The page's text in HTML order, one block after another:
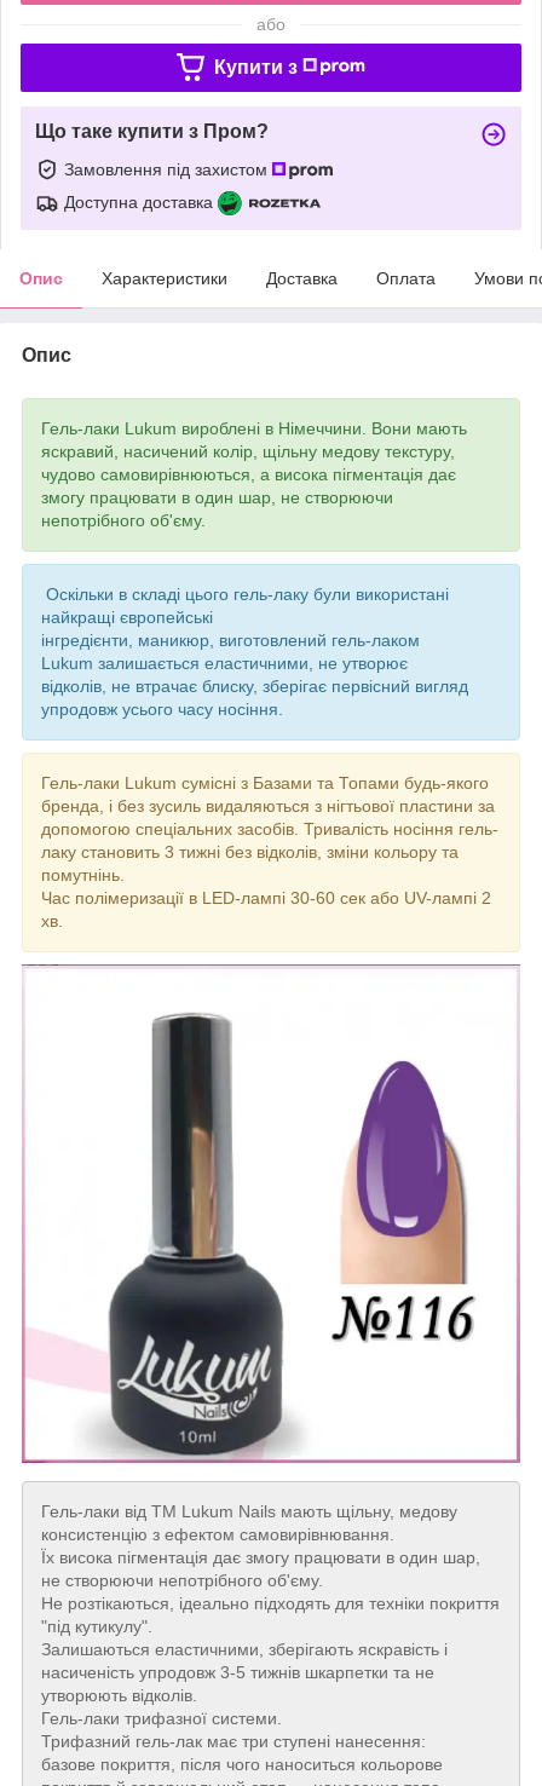
або
Купити з
Що таке купити з Пром?
Замовлення під захистом
Доступна доставка
Опис Характеристики Доставка Оплата Умови
Опис
Гель-лаки Lukum вироблені в Німеччини. Вони мають
яскравий, насичений колір, щільну медову текстуру,
чудово самовирівнюються, а висока пігментація дає
змогу працювати в один шар, не створюючи
непотрібного об'єму.
Оскільки в складі цього гель-лаку були використані
найкращі європейські
інгредієнти, маникюр, виготовлений гель-лаком
Lukum залишається еластичними, не утворює
відколів, не втрачає блиску, зберігає первісний вигляд
упродовж усього часу носіння.
Гель-лаки Lukum сумісні з Базами та Топами будь-якого
бренда, і без зусиль видаляються з нігтьової пластини за
допомогою спеціальних засобів. Тривалість носіння гель-
лаку становить 3 тижні без відколів, зміни кольору та
помутнінь.
Час полімеризації в LED-лампі 30-60 сек або UV-лампі 2
хв.
Гель-лаки від ТМ Lukum Nails мають щільну, медову
консистенцію з ефектом самовирівнювання.
Їх висока пігментація дає змогу працювати в один шар,
не створюючи непотрібного об'єму.
Не розтікаються, ідеально підходять для техніки покриття
"під кутикулу".
Залишаються еластичними, зберігають яскравість і
насиченість упродовж 3-5 тижнів шкарпетки та не
утворюють відколів.
Гель-лаки трифазної системи.
Трифазний гель-лак має три ступені нанесення:
базове покриття, після чого наноситься кольорове